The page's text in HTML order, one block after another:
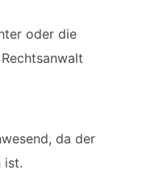
oder die
da der
ist.